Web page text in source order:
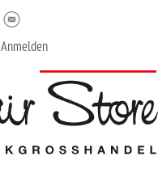
Anmelden